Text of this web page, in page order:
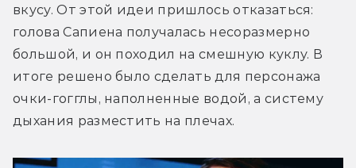
вкусу. От этой идеи пришлось отказаться:
голова Сапиена получалась несоразмерно
большой, и он походил на смешную куклу. В
итоге решено было сделать для персонажа
очки-гогглы, наполненные водой, а систему
дыхания разместить на плечах.